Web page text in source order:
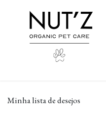
Minha lista de desejos